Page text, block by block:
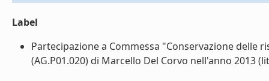
Label
Partecipazione a Commessa "Conservazione
(AG.P01.020) di Marcello Del Corvo nell'anno 2013